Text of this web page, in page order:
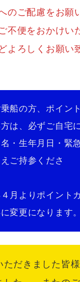
のご配慮をお願
おかけいた
よろしくお願い
船の方、ポイン
は、必ずご自宅
・生年月日・緊
ご持参くださ
月よりポイント
変更になります。
ただきました皆